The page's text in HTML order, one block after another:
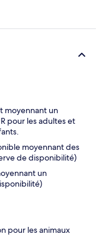
moyennant un
pour les adultes et
moyennant des
de disponibilité)
un
pour les animaux